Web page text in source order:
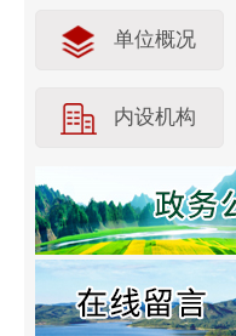
单位概况
内设机构